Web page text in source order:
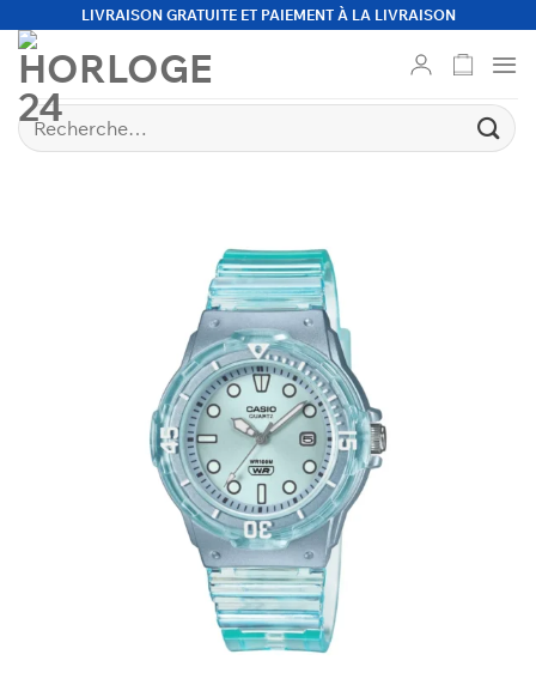
contenu
LIVRAISON GRATUITE ET PAIEMENT À LA LIVRAISON
Recherche
pour :